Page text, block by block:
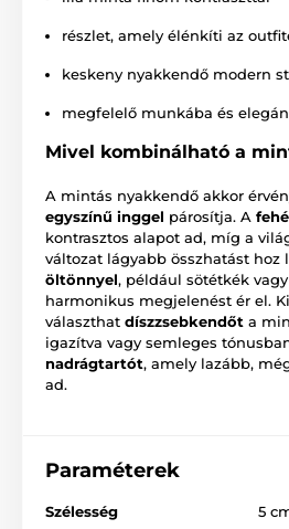
részlet, amely élénkíti az
keskeny nyakkendő modern
megfelelő munkába és
Mivel kombinálható a
A mintás nyakkendő akkor
egyszínű inggel párosítja. A
kontrasztos alapot ad, míg a
változat lágyabb összhatást hoz
öltönnyel, például sötétkék
harmonikus megjelenést ér el.
választhat díszzsebkendőt a
igazítva vagy semleges
nadrágtartót, amely lazább,
ad.
Paraméterek
Szélesség 5